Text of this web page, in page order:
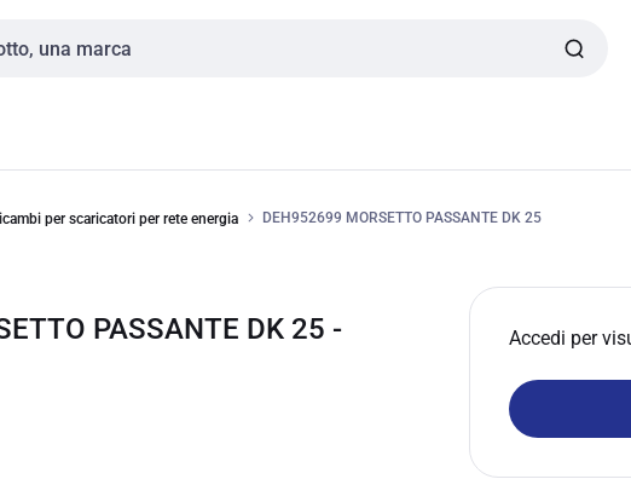
per scaricatori per rete energia DEH952699 MORSETTO PASSANTE DK 25
PASSANTE DK 25 -
Accedi per